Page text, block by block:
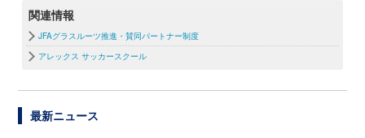
関連情報
JFAグラスルーツ推進・賛同パートナー制度
アレックス サッカースクール
最新ニュース